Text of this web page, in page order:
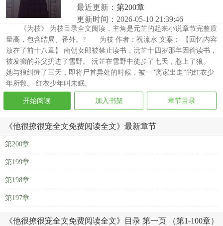
最近更新： 第200章
更新时间：2026-05-10 21:39:46
《为枝》 为枝目录全文阅读，主角是元芷的起来小说章节完整质
量高，包含结局、番外。? 为枝 作者：祝流水 文案： 【回忆内容
放在了前十八章】 南朝女郎被禁止读书，沅芷十四岁那年因偷读书，
被发癫的养父扔进了雪野。 沅芷在雪野中徒步了七天，惹上了狼。
她与狼纠缠了三天，即将尸首异处的时候，被一“离家出走”的红衣少
年所救。 红衣少年叫未眠。
开始阅读 加入书架 章节目录
《他很撩很宠全文免费阅读全文》最新章节
第200章
第199章
第198章
第197章
《他很撩很宠全文免费阅读全文》目录 第一页 （第1-100章）